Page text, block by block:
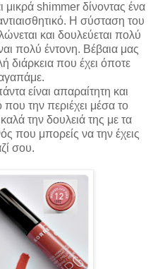
μικρά shimmer δίνοντας ένα
Η σύσταση του
και δουλεύεται πολύ
πολύ έντονη. Βέβαια μας
διάρκεια που έχει όποτε
είναι απαραίτητη και
που την περιέχει μέσα το
την δουλειά της με τα
που μπορείς να την έχεις
σου.